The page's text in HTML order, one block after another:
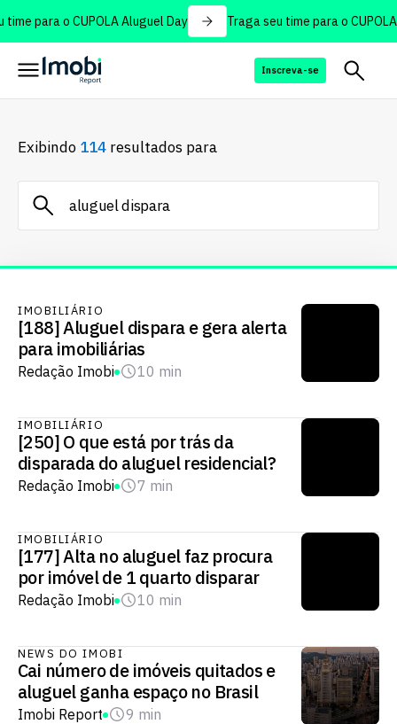
para o CUPOLA Aluguel Day Traga seu time para o CUPOLA
Inscreva-se
Exibindo 114 resultados para
IMOBILIÁRIO
[188] Aluguel dispara e gera alerta
para imobiliárias
Redação Imobi 10 min
IMOBILIÁRIO
[250] O que está por trás da
disparada do aluguel residencial?
Redação Imobi 7 min
IMOBILIÁRIO
[177] Alta no aluguel faz procura
por imóvel de 1 quarto disparar
Redação Imobi 10 min
NEWS DO IMOBI
Cai número de imóveis quitados e
aluguel ganha espaço no Brasil
Imobi Report 9 min